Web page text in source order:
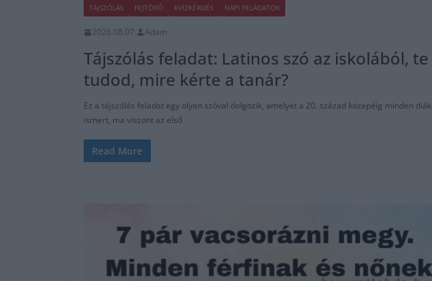
TÁJSZÓLÁS FEJTÖRŐ KVÍZKÉRDÉS NAPI FELADATOK
2026.08.07. Adam
Tájszólás feladat: Latinos szó az iskolából, te
tudod, mire kérte a tanár?
Ez a tájszólás feladat egy olyan szóval dolgozik, amelyet a 20. század közepéig minden diák
ismert, ma viszont az első
Read More